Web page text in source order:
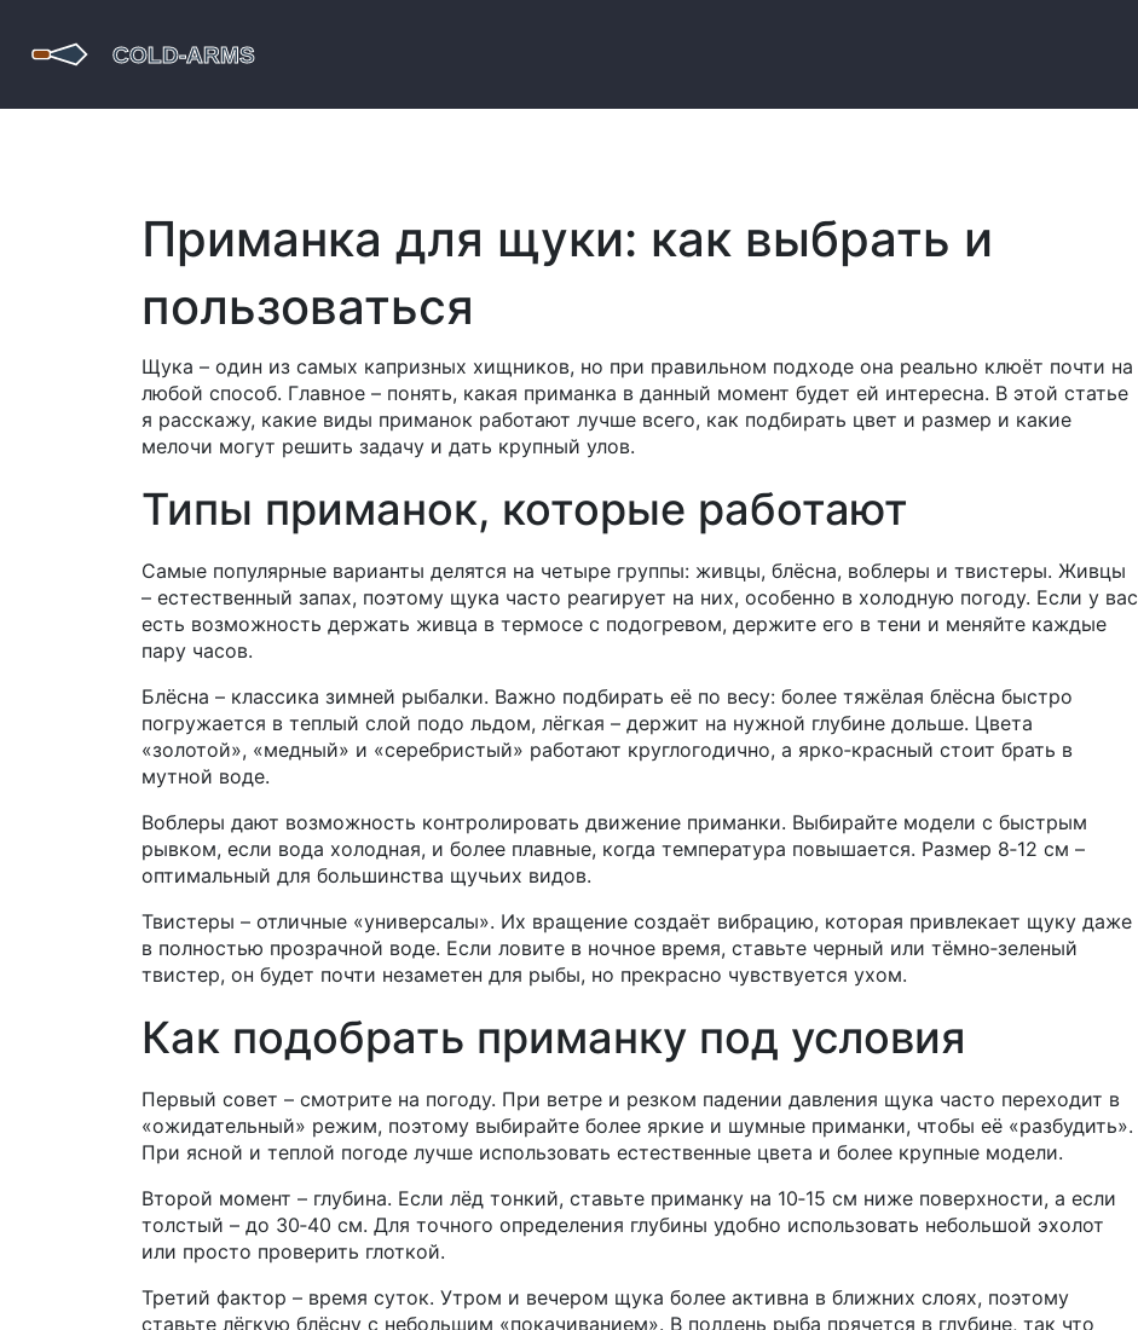
Приманка для щуки: как выбрать и
пользоваться
Щука – один из самых капризных хищников, но при правильном подходе она реально клюёт почти на
любой способ. Главное – понять, какая приманка в данный момент будет ей интересна. В этой статье
я расскажу, какие виды приманок работают лучше всего, как подбирать цвет и размер и какие
мелочи могут решить задачу и дать крупный улов.
Типы приманок, которые работают
Самые популярные варианты делятся на четыре группы: живцы, блёсна, воблеры и твистеры. Живцы
– естественный запах, поэтому щука часто реагирует на них, особенно в холодную погоду. Если у вас
есть возможность держать живца в термосе с подогревом, держите его в тени и меняйте каждые
пару часов.
Блёсна – классика зимней рыбалки. Важно подбирать её по весу: более тяжёлая блёсна быстро
погружается в теплый слой подо льдом, лёгкая – держит на нужной глубине дольше. Цвета
«золотой», «медный» и «серебристый» работают круглогодично, а ярко‑красный стоит брать в
мутной воде.
Воблеры дают возможность контролировать движение приманки. Выбирайте модели с быстрым
рывком, если вода холодная, и более плавные, когда температура повышается. Размер 8‑12 см –
оптимальный для большинства щучьих видов.
Твистеры – отличные «универсалы». Их вращение создаёт вибрацию, которая привлекает щуку даже
в полностью прозрачной воде. Если ловите в ночное время, ставьте черный или тёмно‑зеленый
твистер, он будет почти незаметен для рыбы, но прекрасно чувствуется ухом.
Как подобрать приманку под условия
Первый совет – смотрите на погоду. При ветре и резком падении давления щука часто переходит в
«ожидательный» режим, поэтому выбирайте более яркие и шумные приманки, чтобы её «разбудить».
При ясной и теплой погоде лучше использовать естественные цвета и более крупные модели.
Второй момент – глубина. Если лёд тонкий, ставьте приманку на 10‑15 см ниже поверхности, а если
толстый – до 30‑40 см. Для точного определения глубины удобно использовать небольшой эхолот
или просто проверить глоткой.
Третий фактор – время суток. Утром и вечером щука более активна в ближних слоях, поэтому
ставьте лёгкую блёcну с небольшим «покачиванием». В полдень рыба прячется в глубине, так что